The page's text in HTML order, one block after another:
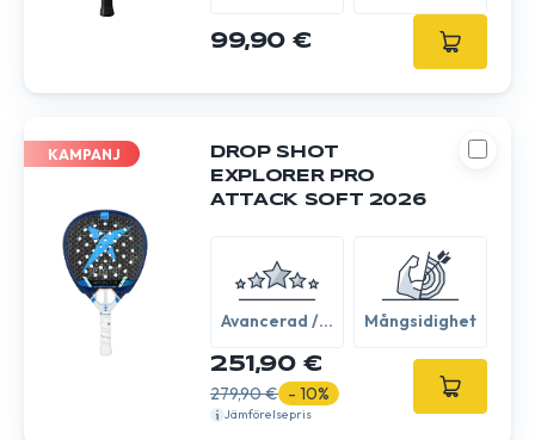
99,90 €
KAMPANJ
DROP SHOT
EXPLORER PRO
ATTACK SOFT 2026
Avancerad /
Mångsidighet
251,90 €
279,90 € - 10%
Jämförelsepris